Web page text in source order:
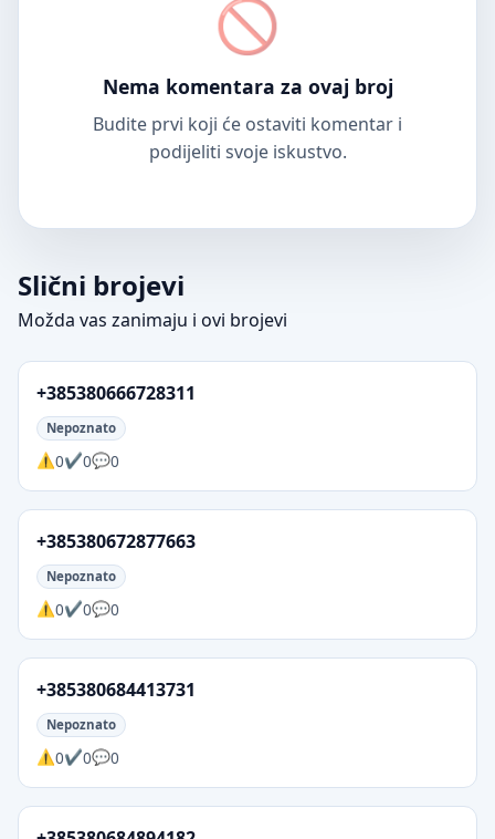
Nema komentara za ovaj broj
Budite prvi koji će ostaviti komentar i
podijeliti svoje iskustvo.
Slični brojevi
Možda vas zanimaju i ovi brojevi
+385380666728311
Nepoznato
0 0 0
+385380672877663
Nepoznato
0 0 0
+385380684413731
Nepoznato
0 0 0